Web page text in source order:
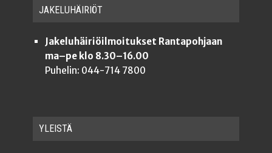
JAKE­LU­HÄI­RIÖT
Jakeluhäiriöilmoitukset Rantapohjaan
ma–pe klo 8.30–16.00
Puhelin: 044-714 7800
YLEISTÄ